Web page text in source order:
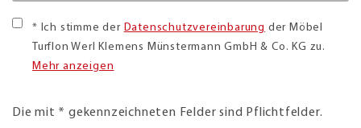
* Ich stimme der Datenschutzvereinbarung der Möbel
Turflon Werl Klemens Münstermann GmbH & Co. KG zu.
Mehr anzeigen
Die mit * gekennzeichneten Felder sind Pflichtfelder.